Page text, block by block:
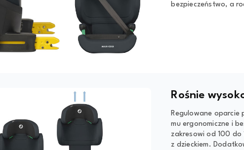
bezpieczeństwo, a
Rośnie
Regulowane oparcie
mu ergonomiczne i
zakresowi od 100 do
z dzieckiem.